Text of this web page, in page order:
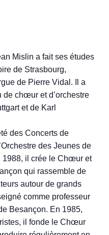
Mislin a fait ses études
de Strasbourg,
de Pierre Vidal. Il a
chœur et d’orchestre
et de Karl
des Concerts de
des Jeunes de
1988, il crée le Chœur et
qui rassemble de
autour de grands
comme professeur
Besançon. En 1985,
il fonde le Chœur